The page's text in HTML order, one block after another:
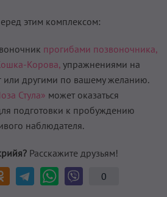
этим комплексом:
прогибами позвоночника,
Корова,упражнениями на
или другими по вашему желанию.
Стула» может оказаться
подготовки к пробуждению
наблюдателя.
Расскажите друзьям!
0